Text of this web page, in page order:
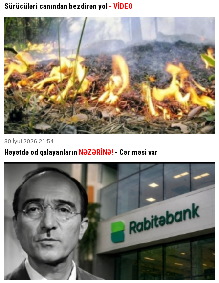
Sürücüləri canından bezdirən yol - VİDEO
30 İyul 2026 21:54
Həyətdə od qalayanların NƏZƏRİNƏ! - Cəriməsi var